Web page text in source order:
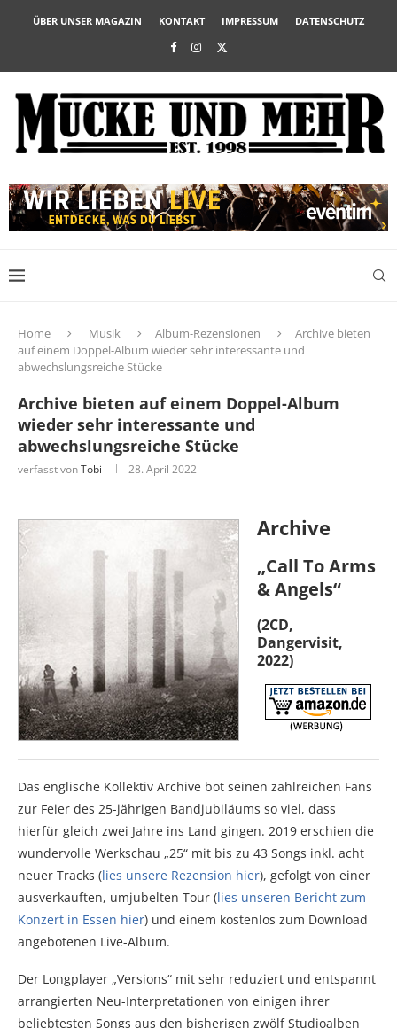
ÜBER UNSER MAGAZIN KONTAKT IMPRESSUM DATENSCHUTZ
Home Musik Album-Rezensionen
Archive bieten
auf einem Doppel-Album wieder sehr interessante und
abwechslungsreiche Stücke
Archive bieten auf einem Doppel-Album
wieder sehr interessante und
abwechslungsreiche Stücke
verfasst vonTobi 28. April 2022
Archive
„Call To Arms
& Angels“
(2CD,
Dangervisit,
2022)
Das englische Kollektiv Archive bot seinen zahlreichen Fans
zur Feier des 25-jährigen Bandjubiläums so viel, dass
hierfür gleich zwei Jahre ins Land gingen. 2019 erschien die
wundervolle Werkschau „25“ mit bis zu 43 Songs inkl. acht
neuer Tracks (lies unsere Rezension hier), gefolgt von einer
ausverkauften, umjubelten Tour (lies unseren Bericht zum
Konzert in Essen hier) und einem kostenlos zum Download
angebotenen Live-Album.
Der Longplayer „Versions“ mit sehr reduziert und entspannt
arrangierten Neu-Interpretationen von einigen ihrer
beliebtesten Songs aus den bisherigen zwölf Studioalben